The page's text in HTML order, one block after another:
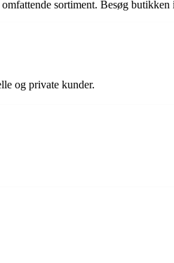
sortiment. Besøg
og private kunder.